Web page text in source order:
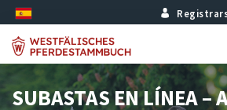
SUBASTAS EN LÍNEA –